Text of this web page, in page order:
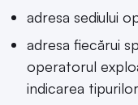
adresa sediului
adresa fiecărui
operatorul
indicarea